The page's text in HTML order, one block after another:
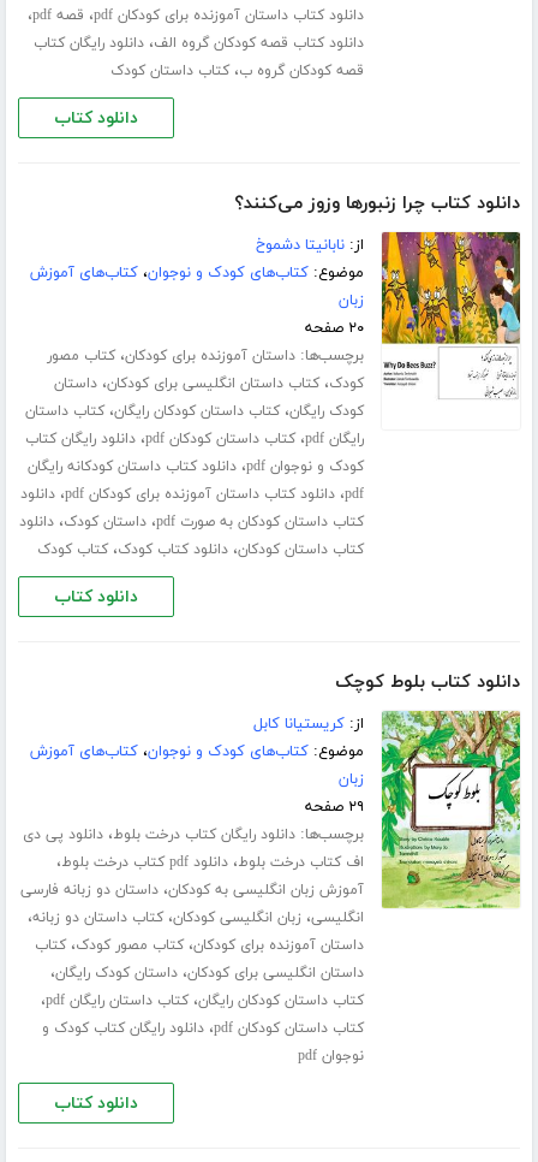
دانلود کتاب داستان آموزنده برای کودکان pdf ، قصه pdf ،
دانلود کتاب قصه کودکان گروه الف،دانلود رایگان کتاب
قصه کودکان گروه ب،کتاب داستان کودک
دانلود کتاب
دانلود کتاب چرا زنبورها وزوز می‌کنند؟
از:نابانیتا دشموخ
موضوع:کتاب‌های کودک و نوجوان،کتاب‌های آموزش
زبان
۲۰ صفحه
برچسب‌ها:داستان آموزنده برای کودکان،کتاب مصور
کودک،کتاب داستان انگلیسی برای کودکان،داستان
کودک رایگان،کتاب داستان کودکان رایگان،کتاب داستان
رایگان pdf
،کتاب داستان کودکان pdf ،دانلود رایگان کتاب
کودک و نوجوان pdf
،دانلود کتاب داستان کودکانه رایگان
pdf،دانلود کتاب داستان آموزنده برای کودکان pdf ،دانلود
کتاب داستان کودکان به صورت pdf
،داستان کودک،دانلود
کتاب داستان کودکان،دانلود کتاب کودک،کتاب کودک
دانلود کتاب
دانلود کتاب بلوط کوچک
از:کریستیانا کابل
موضوع:کتاب‌های کودک و نوجوان،کتاب‌های آموزش
زبان
۲۹ صفحه
برچسب‌ها:دانلود رایگان کتاب درخت بلوط،دانلود پی دی
اف کتاب درخت بلوط،دانلود pdf کتاب درخت بلوط ،
آموزش زبان انگلیسی به کودکان،داستان دو زبانه فارسی
انگلیسی، زبان انگلیسی کودکان،کتاب داستان دو زبانه،
داستان آموزنده برای کودکان،کتاب مصور کودک،کتاب
داستان انگلیسی برای کودکان،داستان کودک رایگان،
کتاب داستان کودکان رایگان،کتاب داستان رایگان pdf ،
کتاب داستان کودکان pdf ،دانلود رایگان کتاب کودک و
نوجوان pdf
دانلود کتاب